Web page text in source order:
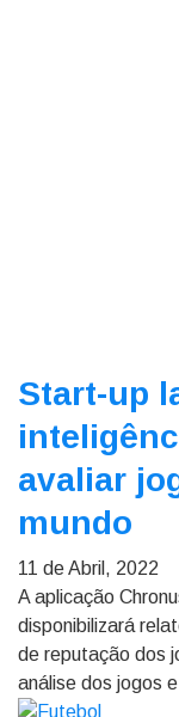
Start-up
avaliar
mundo
11 de Abril, 2022
A aplicação
disponibilizará
de reputação dos
análise dos jogos